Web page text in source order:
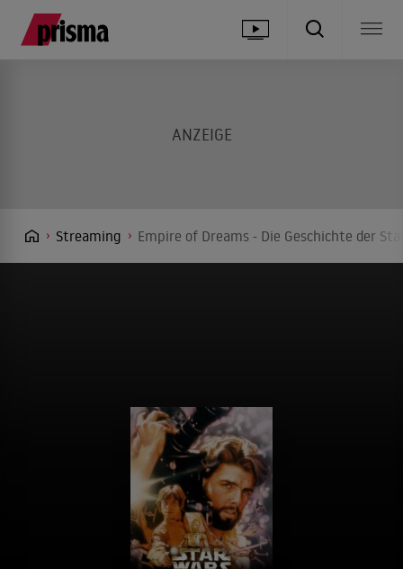
Streaming Empire of Dreams - Die Geschichte der